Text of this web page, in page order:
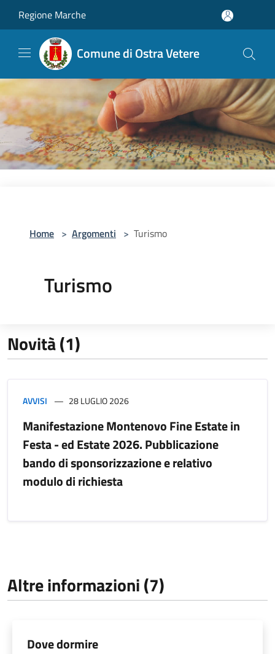
Regione Marche
Comune di Ostra Vetere
Home > Argomenti > Turismo
Turismo
Novità (1)
AVVISI 28 LUGLIO 2026
Manifestazione Montenovo Fine Estate in
Festa - ed Estate 2026. Pubblicazione
bando di sponsorizzazione e relativo
modulo di richiesta
Altre informazioni (7)
Dove dormire